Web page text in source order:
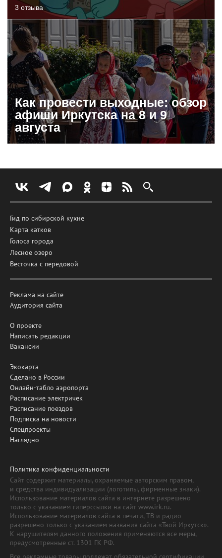
3 отзыва
Как провести выходные: обзор
афиши Иркутска на 8 и 9
августа
Гид по сибирской кухне
Карта катков
Голоса города
Лесное озеро
Весточка с передовой
Реклама на сайте
Аудитория сайта
О проекте
Написать редакции
Вакансии
Экокарта
Сделано в России
Онлайн-табло аэропорта
Расписание электричек
Расписание поездов
Подписка на новости
Спецпроекты
Наглядно
Политика конфиденциальности
Сайт содержит материалы, охраняемые авторским правом,
и средства индивидуализации (логотипы, фирменные знаки).
Использование материалов сайта в интернете разрешено
только с указанием гиперссылки на сайт www.irk.ru.
Использование материалов сайта в печати, ТВ и радио
разрешено только с указанием названия сайта «Твой Иркутск».
К нарушителям данного положения применяются все меры,
предусмотренные ст. 1301 ГК РФ.